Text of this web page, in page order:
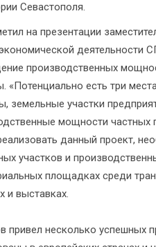
Севастополя.
на презентации
деятельности
производственных
«Потенциально есть три
земельные участки
мощности
данный проект,
участков и
площадках среди
и выставках.
привел несколько успешных